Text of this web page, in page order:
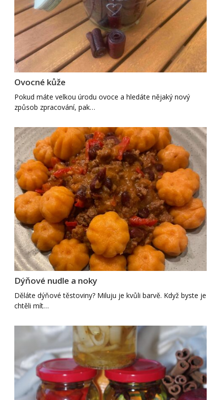
Ovocné kůže
Pokud máte velkou úrodu ovoce a hledáte nějaký nový
způsob zpracování, pak…
Dýňové nudle a noky
Děláte dýňové těstoviny? Miluju je kvůli barvě. Když byste je
chtěli mít…